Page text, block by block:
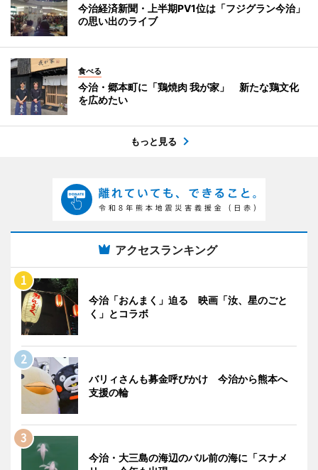
今治経済新聞・上半期PV1位は「フジグラン今治」
の思い出のライブ
食べる
今治・郷本町に「鶏焼肉 我が家」 新たな鶏文化
を広めたい
もっと見る
アクセスランキング
今治「おんまく」迫る 映画「汝、星のごと
く」とコラボ
バリィさんも募金呼びかけ 今治から熊本へ
支援の輪
今治・大三島の海辺のバル前の海に「スナメ